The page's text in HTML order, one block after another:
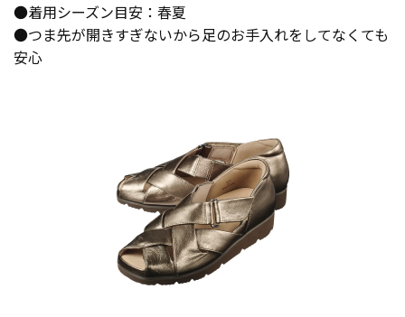
●着用シーズン目安：春夏
●つま先が開きすぎないから足のお手入れをしてなくても
安心